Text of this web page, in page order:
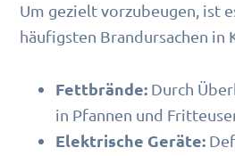
Um gezielt vorzubeugen, ist
häufigsten Brandursachen in
Fettbrände: Durch
in Pfannen und
Elektrische Geräte: